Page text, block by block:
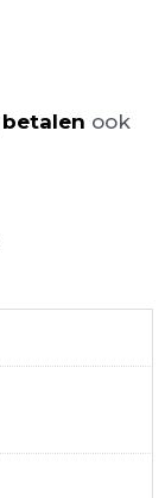
betalen ook